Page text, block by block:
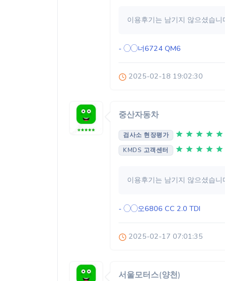
이용후기는 남기지 않으셨습니
- ◯◯너6724 QM6
2025-02-18 19:02:30
중산자동차
검사소 현장평가
KMDS 고객센터
이용후기는 남기지 않으셨습니
- ◯◯오6806 CC 2.0 TDI
2025-02-17 07:01:35
서울모터스(양천)